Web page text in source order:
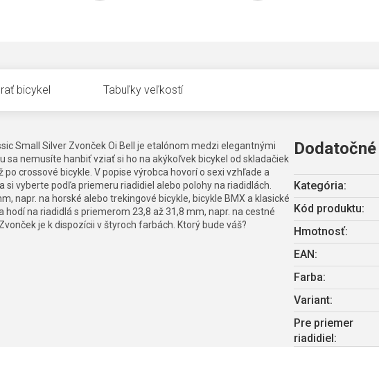
bicykel Tabuľky veľkostí
Small Silver Zvonček Oi Bell je etalónom medzi elegantnými
sa nemusíte hanbiť vziať si ho na akýkoľvek bicykel od skladačiek
crossové bicykle. V popise výrobca hovorí o sexi vzhľade a
vyberte podľa priemeru riadidiel alebo polohy na riadidlách.
napr. na horské alebo trekingové bicykle, bicykle BMX a klasické
na riadidlá s priemerom 23,8 až 31,8 mm, napr. na cestné
je k dispozícii v štyroch farbách. Ktorý bude váš?
Kategória:
Kód produktu:
Hmotnosť:
EAN :
Farba:
Variant:
Pre priemer
riadidiel :